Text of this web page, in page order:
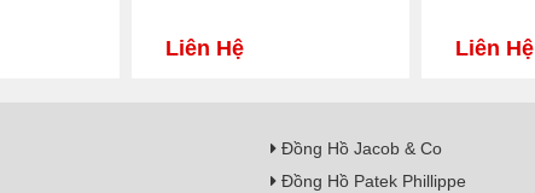
Liên Hệ Liên Hệ
Đồng Hồ Jacob & Co
Đồng Hồ Patek Phillippe